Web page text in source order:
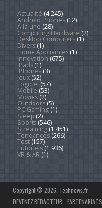
Actualité (4 245)
Android Phones(12)
À la une (28)
Computing Hardware (2)
Desktop Computers(1)
Divers(1)
Home Appliances(1)
Innovation (675)
iPads(1)
iPhones(3)
Jeux(52)
Logiciel (57)
Mobile (53)
Movies(2)
Outdoors(5)
PC Gaming(1)
Sleep (2)
Sports(546)
Streaming(1 451)
Tendances(266)
Test(157)
Tutoriels(1 936)
VR & AR(1)
Copyright © 2026. Technews.fr
DEVENEZ RÉDACTEUR
PARTENARIATS